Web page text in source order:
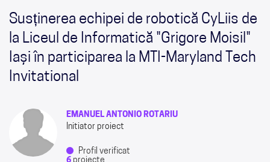
Susținerea echipei de robotică CyLiis de
la Liceul de Informatică "Grigore Moisil"
Iași în participarea la MTI-Maryland Tech
Invitational
EMANUEL ANTONIO ROTARIU
Initiator proiect
Profil verificat